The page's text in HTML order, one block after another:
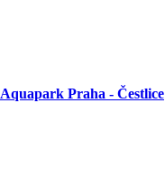
Praha - Čestlice